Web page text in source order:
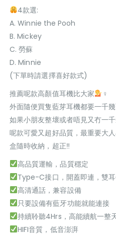
4款選:
A. Winnie the Pooh
B. Mickey
C. 勞蘇
D. Minnie
(下單時請選擇喜好款式)
推薦呢款高顏值耳機比大家
‍♀
外面隨便買隻藍芽耳機都要一千
如果小朋友整壞或者唔見又冇一
呢款可愛又超好品質，最重要大
盒隨時收納，超正‼
高品質運輸，品質穩定
Type-C接口，開蓋即連，雙
高清通話，兼容設備
只要設備有藍牙功能就能連接
持續聆聽4Hrs，高能續航一整
HIFI音質，低音澎湃